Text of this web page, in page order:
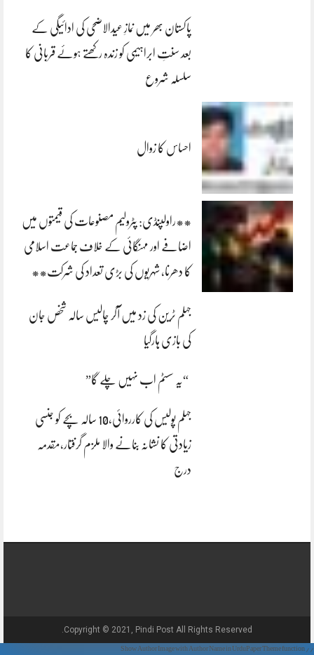
پاکستان بھر میں نمازِ عیدالاضحی کی ادائیگی کے
بعد سنتِ ابراہیمی کو زندہ رکھتے ہوئے قربانی کا
سلسلہ شروع
احساس کا زوال
**راولپنڈی: پٹرولیم مصنوعات کی قیمتوں میں
اضافے اور مہنگائی کے خلاف جماعت اسلامی
کا دھرنا، شہریوں کی بڑی تعداد کی شرکت**
جہلم ٹرین کی زد میں آکر چالیس سالہ شخص جان
کی بازی ہارگیا
“یہ سسٹم اب نہیں چلے گا”
جہلم پولیس کی کارروائی،10 سالہ بچے کو جنسی
زیادتی کا نشانہ بنانے والا ملزم گرفتار،مقدمہ
درج
Copyright © 2021, Pindi Post All Rights Reserved.
// Show Author Image with Author Name in UrduPaper Theme function